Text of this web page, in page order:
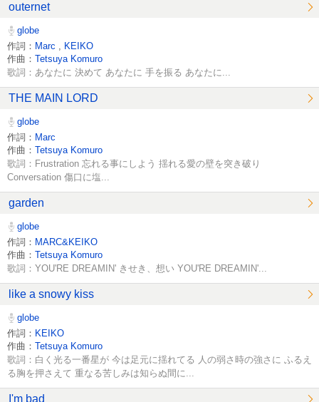
outernet
globe
作詞： Marc
KEIKO
作曲： Tetsuya Komuro
歌詞：あなたに 決めて あなたに 手を振る あなたに...
THE MAIN LORD
globe
作詞： Marc
作曲： Tetsuya Komuro
歌詞：Frustration 忘れる事にしよう 揺れる愛の壁を突き破り
Conversation 傷口に塩...
garden
globe
作詞： MARC&KEIKO
作曲： Tetsuya Komuro
歌詞：YOU'RE DREAMIN' きせき、想い YOU'RE DREAMIN'...
like a snowy kiss
globe
作詞： KEIKO
作曲： Tetsuya Komuro
歌詞：白く光る一番星が 今は足元に揺れてる 人の弱さ時の強さに ふるえ
る胸を押さえて 重なる苦しみは知らぬ間に...
I'm bad